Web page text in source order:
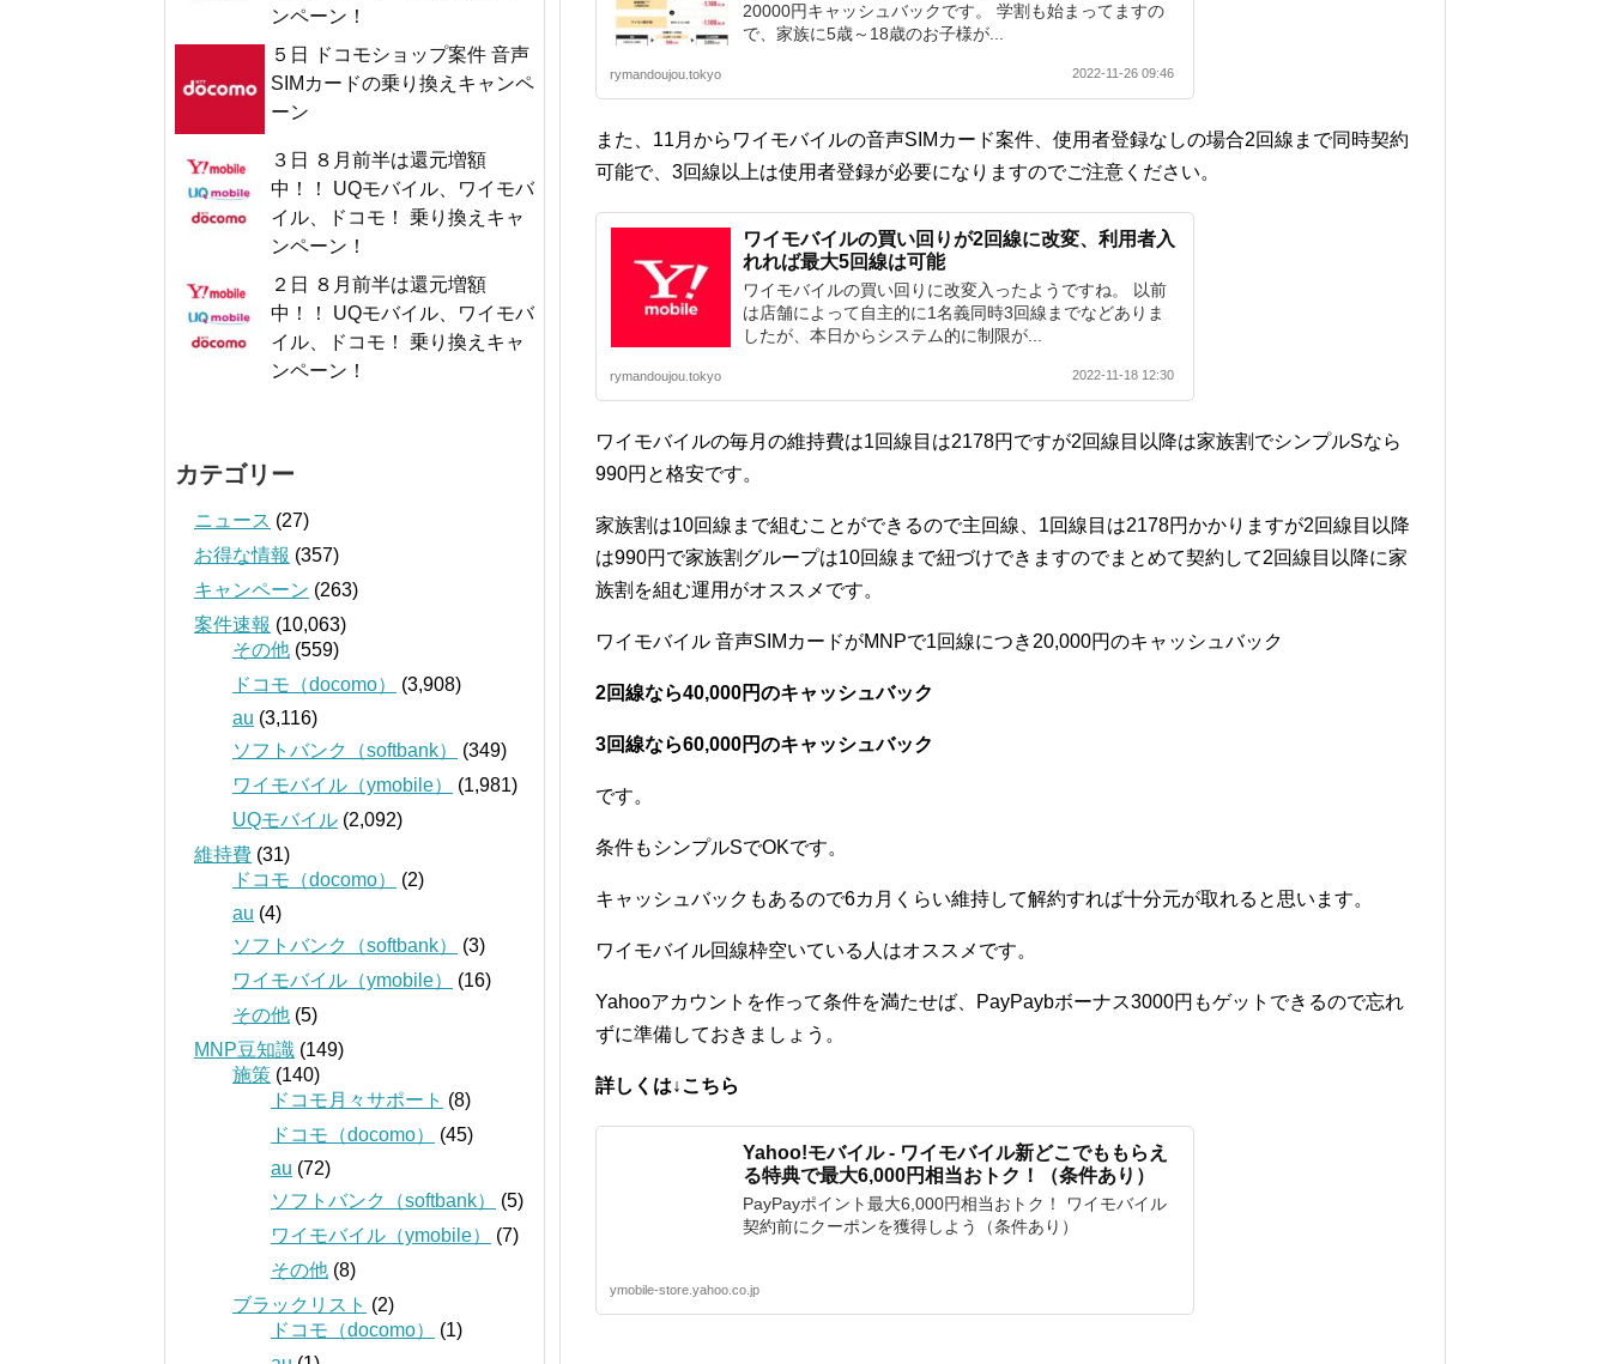
20000円キャッシュバックです。 学割も始まってますの
で、家族に5歳～18歳のお子様が...
rymandoujou.tokyo 2022-11-26 09:46
また、11月からワイモバイルの音声SIMカード案件、使用者登録なしの場合2回線まで同時契約
可能で、3回線以上は使用者登録が必要になりますのでご注意ください。
ワイモバイルの買い回りが2回線に改変、利用者入
れれば最大5回線は可能
ワイモバイルの買い回りに改変入ったようですね。 以前
は店舗によって自主的に1名義同時3回線までなどありま
したが、本日からシステム的に制限が...
rymandoujou.tokyo 2022-11-18 12:30
ワイモバイルの毎月の維持費は1回線目は2178円ですが2回線目以降は家族割でシンプルSなら
990円と格安です。
家族割は10回線まで組むことができるので主回線、1回線目は2178円かかりますが2回線目以降
は990円で家族割グループは10回線まで紐づけできますのでまとめて契約して2回線目以降に家
族割を組む運用がオススメです。
ワイモバイル 音声SIMカードがMNPで1回線につき20,000円のキャッシュバック
2回線なら40,000円のキャッシュバック
3回線なら60,000円のキャッシュバック
です。
条件もシンプルSでOKです。
キャッシュバックもあるので6カ月くらい維持して解約すれば十分元が取れると思います。
ワイモバイル回線枠空いている人はオススメです。
Yahooアカウントを作って条件を満たせば、PayPaybボーナス3000円もゲットできるので忘れ
ずに準備しておきましょう。
詳しくは↓こちら
Yahoo!モバイル - ワイモバイル新どこでももらえ
る特典で最大6,000円相当おトク！（条件あり）
PayPayポイント最大6,000円相当おトク！ ワイモバイル
契約前にクーポンを獲得しよう（条件あり）
ymobile-store.yahoo.co.jp
ンペーン！
５日 ドコモショップ案件 音声
SIMカードの乗り換えキャンペ
ーン
３日 ８月前半は還元増額
中！！ UQモバイル、ワイモバ
イル、ドコモ！ 乗り換えキャ
ンペーン！
２日 ８月前半は還元増額
中！！ UQモバイル、ワイモバ
イル、ドコモ！ 乗り換えキャ
ンペーン！
カテゴリー
ニュース (27)
お得な情報 (357)
キャンペーン (263)
案件速報 (10,063)
その他 (559)
ドコモ（docomo）
(3,908)
au (3,116)
ソフトバンク（softbank）
(349)
ワイモバイル（ymobile）
(1,981)
UQモバイル (2,092)
維持費 (31)
ドコモ（docomo）
(2)
au (4)
ソフトバンク（softbank）
(3)
ワイモバイル（ymobile）
(16)
その他 (5)
MNP豆知識 (149)
施策 (140)
ドコモ月々サポート (8)
ドコモ（docomo）
(45)
au (72)
ソフトバンク（softbank）
(5)
ワイモバイル（ymobile）
(7)
その他 (8)
ブラックリスト (2)
ドコモ（docomo）
(1)